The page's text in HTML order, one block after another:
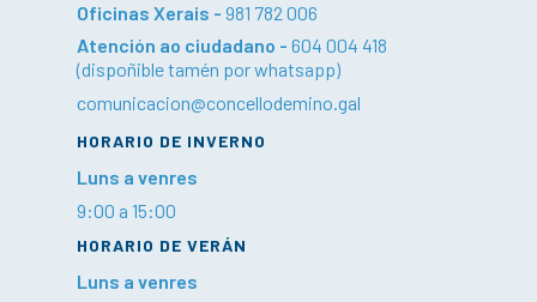
Oficinas Xerais - 981 782 006
Atención ao ciudadano - 604 004 418
(dispoñible tamén por whatsapp)
comunicacion@concellodemino.gal
HORARIO DE INVERNO
Luns a venres
9:00 a 15:00
HORARIO DE VERÁN
Luns a venres